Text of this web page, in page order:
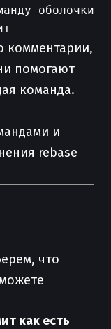
оболочки
комментарии,
помогают
команда.
и
rebase
что
как есть